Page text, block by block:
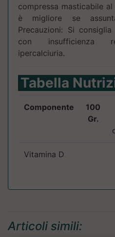
compressa masticabile
è migliore se
Precauzioni: Si
con insufficienza
ipercalciuria.
Tabella
Componente
100
Gr.
Vitamina D
Articoli simili: